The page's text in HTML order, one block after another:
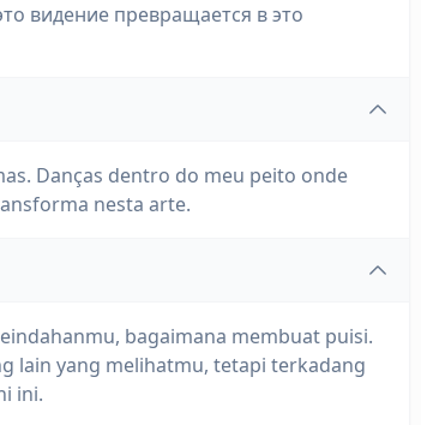
видение превращается в это
Danças dentro do meu peito onde
nesta arte.
bagaimana membuat puisi.
lain yang melihatmu, tetapi terkadang
ini.